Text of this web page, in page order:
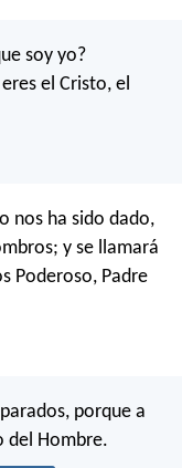
soy yo?
el Cristo, el
nos ha sido dado,
y se llamará
Poderoso, Padre
porque a
del Hombre.